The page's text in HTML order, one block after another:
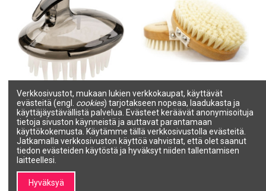
Hierontaharja, muovia,
läpinäkyvä
SALON LINE
04427
3,70 €
Lisää ostoskoriin
Tuotetta ei ole varastossa
Hierontaharja, puu 4cm
KELLER BÜRSTEN
2002290
9,94 €
Verkkosivustot, mukaan lukien verkkokaupat, käyttävät
evästeitä (engl. cookies) tarjotakseen nopeaa, laadukasta ja
käyttäjäystävällistä palvelua. Evästeet keräävät anonymisoituja
tietoja sivuston käynneistä ja auttavat parantamaan
käyttökokemusta. Käytämme tällä verkkosivustolla evästeitä.
Jatkamalla verkkosivuston käyttöä vahvistat, että olet saanut
tiedon evästeiden käytöstä ja hyväksyt niiden tallentamisen
laitteellesi.
Hyväksyä